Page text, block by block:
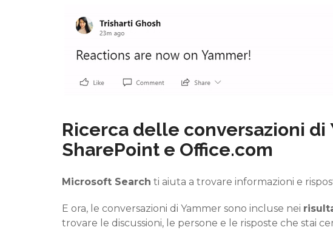
Ricerca delle conversazioni di
SharePoint e Office.com
Microsoft Search ti aiuta a trovare informazioni e
E ora, le conversazioni di Yammer sono incluse nei
trovare le discussioni, le persone e le risposte che stai